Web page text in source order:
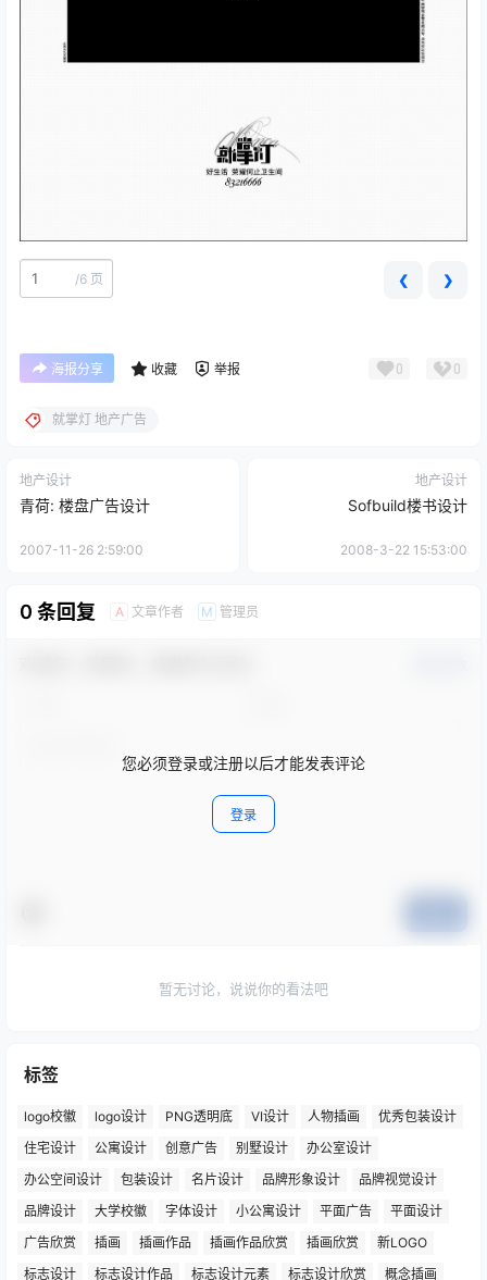
/6 页 ❮ ❯
海报分享 收藏 举报 0 0
就掌灯 地产广告
地产设计
青荷: 楼盘广告设计
2007-11-26 2:59:00
地产设计
Sofbuild楼书设计
2008-3-22 15:53:00
0 条回复 A 文章作者 M 管理员
您必须登录或注册以后才能发表评论
登录
暂无讨论，说说你的看法吧
标签
logo校徽 logo设计 PNG透明底 VI设计 人物插画
优秀包装设计
住宅设计
公寓设计 创意广告 别墅设计
办公室设计
办公空间设计
包装设计 名片设计 品牌形象设计
品牌视觉设计
品牌设计
大学校徽 字体设计 小公寓设计 平面广告
平面设计
广告欣赏
插画 插画作品 插画作品欣赏 插画欣赏
新LOGO
标志设计
标志设计作品 标志设计元素 标志设计欣赏 概念插画